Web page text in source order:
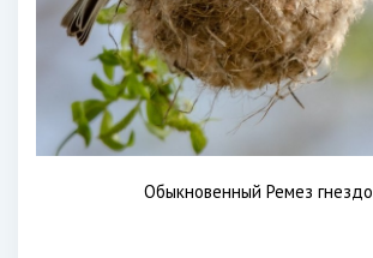
Обыкновенный Ремез гнездо